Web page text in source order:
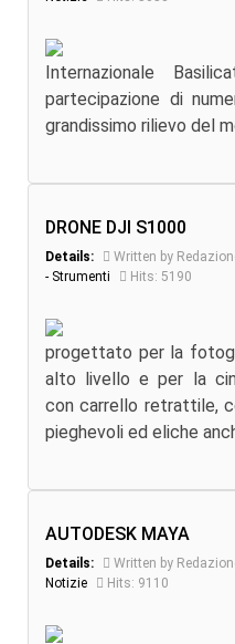
Internazionale
partecipazione di
grandissimo rilievo del
DRONE DJI S1000
Details: Written by
- Strumenti
Hits: 5190
progettato per la
alto livello e per la
con carrello retrattile,
pieghevoli ed eliche
AUTODESK MAYA
Details: Written by
Notizie
Hits: 9110